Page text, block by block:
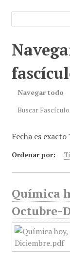
Navegar todo
Buscar
Fecha es
Ordenar por:
Química
Octubre-